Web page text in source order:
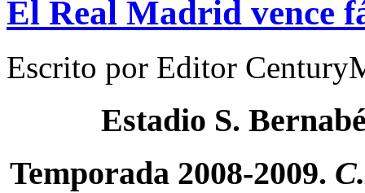
El Real Madrid vence
Escrito por Editor
Estadio S.
Temporada 2008-2009.